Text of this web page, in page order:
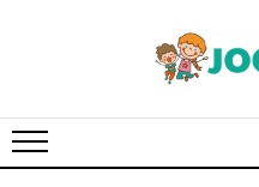
1 - 2 Ani
2 - 3 Ani